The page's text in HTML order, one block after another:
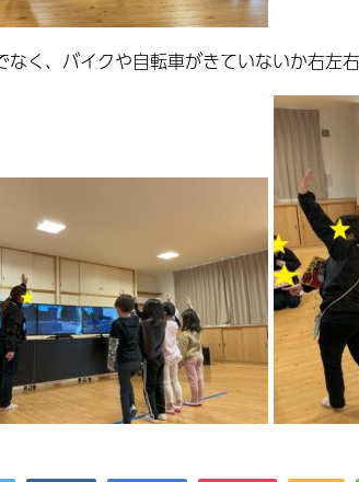
なく、バイクや自転車がきていないか右左